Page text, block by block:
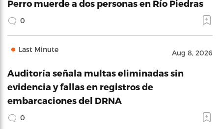
Perro muerde a dos personas en Río Piedras
0
Last Minute Aug 8, 2026
Auditoría señala multas eliminadas sin
evidencia y fallas en registros de
embarcaciones del DRNA
0